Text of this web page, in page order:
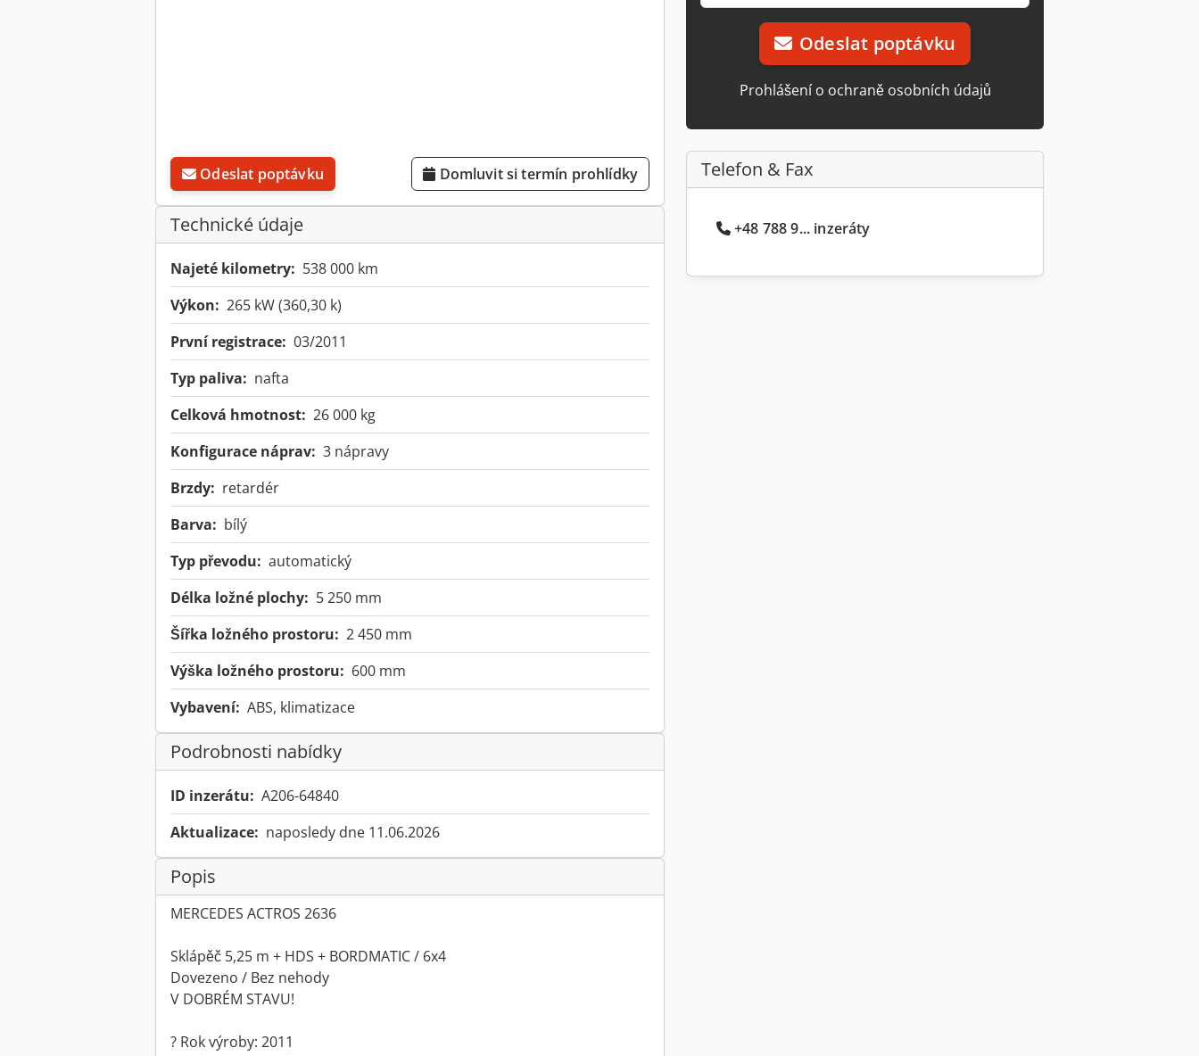
Odeslat poptávku Domluvit si termín prohlídky
Technické údaje
Najeté kilometry: 538 000 km
Výkon: 265 kW (360,30 k)
První registrace: 03/2011
Typ paliva: nafta
Celková hmotnost: 26 000 kg
Konfigurace náprav: 3 nápravy
Brzdy: retardér
Barva: bílý
Typ převodu: automatický
Délka ložné plochy: 5 250 mm
Šířka ložného prostoru: 2 450 mm
Výška ložného prostoru: 600 mm
Vybavení: ABS, klimatizace
Podrobnosti nabídky
ID inzerátu: A206-64840
Aktualizace: naposledy dne 11.06.2026
Popis
MERCEDES ACTROS 2636
Sklápěč 5,25 m + HDS + BORDMATIC / 6x4
Dovezeno / Bez nehody
V DOBRÉM STAVU!
? Rok výroby: 2011
Odeslat poptávku
Prohlášení o ochraně osobních údajů
Telefon & Fax
+48 788 9... inzeráty